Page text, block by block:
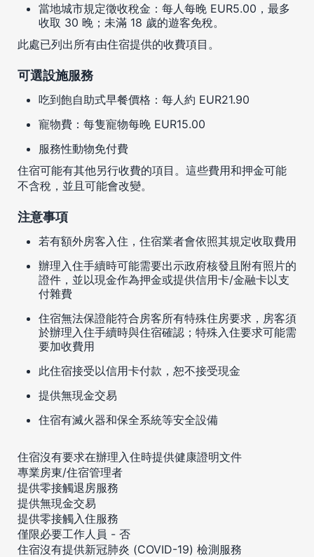
當地城市規定徵收稅金：每人每晚 EUR5.00，最多
收取 30 晚；未滿 18 歲的遊客免稅。
此處已列出所有由住宿提供的收費項目。
可選設施服務
吃到飽自助式早餐價格：每人約 EUR21.90
寵物費：每隻寵物每晚 EUR15.00
服務性動物免付費
住宿可能有其他另行收費的項目。這些費用和押金可能
不含稅，並且可能會改變。
注意事項
若有額外房客入住，住宿業者會依照其規定收取費用
辦理入住手續時可能需要出示政府核發且附有照片的
證件，並以現金作為押金或提供信用卡/金融卡以支
付雜費
住宿無法保證能符合房客所有特殊住房要求，房客須
於辦理入住手續時與住宿確認；特殊入住要求可能需
要加收費用
此住宿接受以信用卡付款，恕不接受現金
提供無現金交易
住宿有滅火器和保全系統等安全設備
住宿沒有要求在辦理入住時提供健康證明文件
專業房東/住宿管理者
提供零接觸退房服務
提供無現金交易
提供零接觸入住服務
僅限必要工作人員 - 否
住宿沒有提供新冠肺炎 (COVID-19) 檢測服務